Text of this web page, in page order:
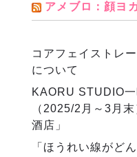
アメブロ：顔ヨ
コアフェイストレ
について
KAORU STUDIO
（2025/2月～3月
酒店」
「ほうれい線がど